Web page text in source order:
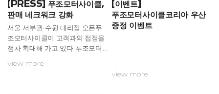
이사 손권배)는 오랜 동안 푸조모
터사이클 브랜드에 많은 애정을
조모터사이클 판매뿐만 아니라,
A/S 및 부품의 전...
dstage독일의 TV시리즈인 Hu
n...
[PRESS] 푸조모터사이클,
판매 네크워크 강화
서울 서부권·수원 대리점 오픈푸
조모터사이클이 고객과의 접점을
점차 확대해 가고 있다.푸조모터
다빈월드는 서울 중구 퇴계로에
view more
[이벤트]
푸조모터사이클코리아 우산
증정 이벤트
view more